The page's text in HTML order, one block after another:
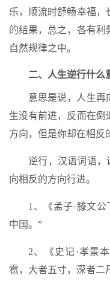
乐，顺流时舒畅幸福，
的结果，总之，各有利
自然规律之中。
二、人生逆行什么
意思是说，人生再
生没有前进，反而在倒
方向，但是你却在相反
逆行，汉语词语，
向相反的方向行进。
1、《孟子·滕文
中国。”
2、《史记·孝景
雹，大者五寸，深者二